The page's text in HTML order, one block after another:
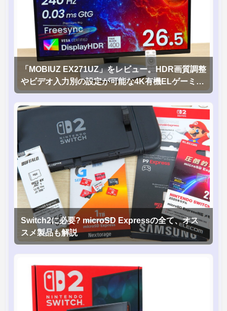
「MOBIUZ EX271UZ」をレビュー。HDR画質調整
やビデオ入力別の設定が可能な4K有機ELゲーミン
グモニタを徹底検証
Switch2に必要? microSD Expressの全て、オス
スメ製品も解説